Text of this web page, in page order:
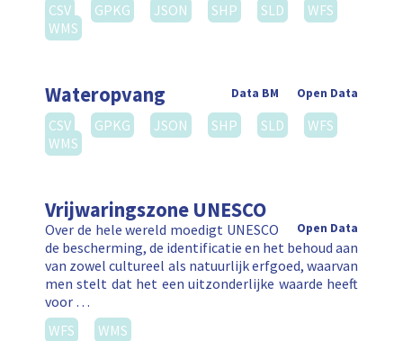
CSV
GPKG JSON SHP SLD
WFS
WMS
Wateropvang Open Data
Data BM
CSV GPKG JSON SHP SLD
WFS
WMS
Vrijwaringszone UNESCO
Open Data
Over de hele wereld moedigt UNESCO
de bescherming, de identificatie en het behoud aan
van zowel cultureel als natuurlijk erfgoed, waarvan
men stelt dat het een uitzonderlijke waarde heeft
voor …
WFS
WMS